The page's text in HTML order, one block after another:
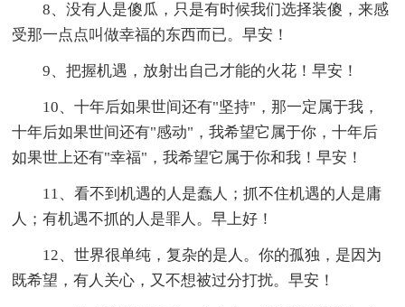
8、没有人是傻瓜，只是有时候我们选择装傻，来感
受那一点点叫做幸福的东西而已。早安！
9、把握机遇，放射出自己才能的火花！早安！
10、十年后如果世间还有"坚持"，那一定属于我，
十年后如果世间还有"感动"，我希望它属于你，十年后
如果世上还有"幸福"，我希望它属于你和我！早安！
11、看不到机遇的人是蠢人；抓不住机遇的人是庸
人；有机遇不抓的人是罪人。早上好！
12、世界很单纯，复杂的是人。你的孤独，是因为
既希望，有人关心，又不想被过分打扰。早安！